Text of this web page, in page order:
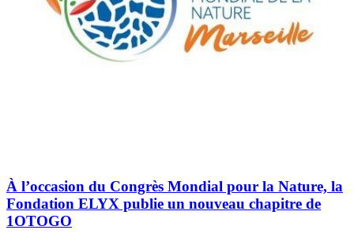
À l’occasion du Congrès Mondial pour la Nature, la
Fondation ELYX publie un nouveau chapitre de
1OTOGO